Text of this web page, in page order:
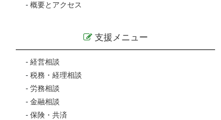
- 概要とアクセス
支援メニュー
- 経営相談
- 税務・経理相談
- 労務相談
- 金融相談
- 保険・共済